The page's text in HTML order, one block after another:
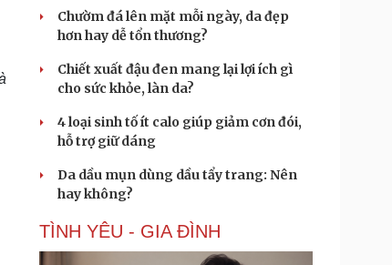
Cửa sổ tình yêu
Kể chuyện cho bé
Hạt giống tâm hồn
Chườm đá lên mặt mỗi ngày, da đẹp
hơn hay dễ tổn thương?
Chiết xuất đậu đen mang lại lợi ích gì
cho sức khỏe, làn da?
4 loại sinh tố ít calo giúp giảm cơn đói,
hỗ trợ giữ dáng
Da dầu mụn dùng dầu tẩy trang: Nên
hay không?
TÌNH YÊU - GIA ĐÌNH